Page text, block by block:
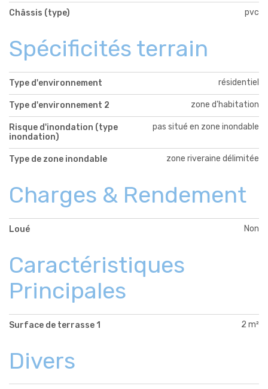
Châssis (type) pvc
Spécificités terrain
Type d'environnement résidentiel
Type d'environnement 2 zone d'habitation
Risque d'inondation (type
inondation)
pas situé en zone inondable
Type de zone inondable zone riveraine délimitée
Charges & Rendement
Loué Non
Caractéristiques
Principales
Surface de terrasse 1 2 m²
Divers